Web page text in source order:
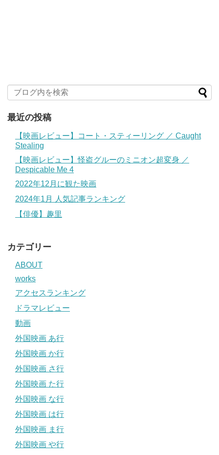
最近の投稿
【映画レビュー】コート・スティーリング ／ Caught
Stealing
【映画レビュー】怪盗グルーのミニオン超変身 ／
Despicable Me 4
2022年12月に観た映画
2024年1月 人気記事ランキング
【俳優】趣里
カテゴリー
ABOUT
works
アクセスランキング
ドラマレビュー
動画
外国映画 あ行
外国映画 か行
外国映画 さ行
外国映画 た行
外国映画 な行
外国映画 は行
外国映画 ま行
外国映画 や行